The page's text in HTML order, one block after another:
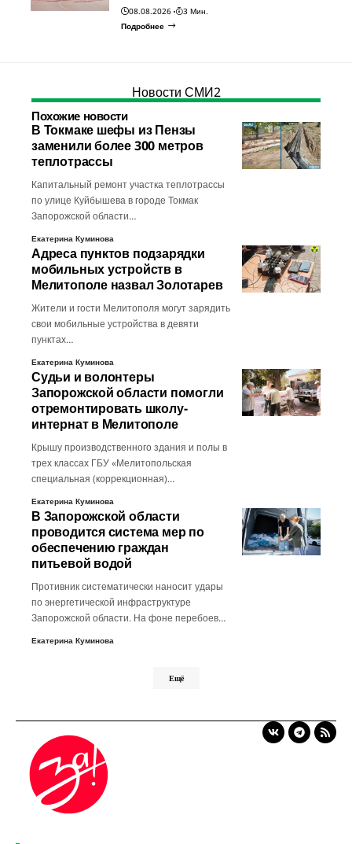
08.08.2026
3 Мин.
Подробнее
Новости СМИ2
Похожие новости
В Токмаке шефы из Пензы
заменили более 300 метров
теплотрассы
Капитальный ремонт участка теплотрассы
по улице Куйбышева в городе Токмак
Запорожской области…
Екатерина Куминова
Адреса пунктов подзарядки
мобильных устройств в
Мелитополе назвал Золотарев
Жители и гости Мелитополя могут зарядить
свои мобильные устройства в девяти
пунктах…
Екатерина Куминова
Судьи и волонтеры
Запорожской области помогли
отремонтировать школу-
интернат в Мелитополе
Крышу производственного здания и полы в
трех классах ГБУ «Мелитопольская
специальная (коррекционная)…
Екатерина Куминова
В Запорожской области
проводится система мер по
обеспечению граждан
питьевой водой
Противник систематически наносит удары
по энергетической инфраструктуре
Запорожской области. На фоне перебоев…
Екатерина Куминова
Ещё